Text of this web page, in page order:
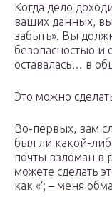
Когда дело
ваших данных, вы
забыть». Вы
безопасностью и
оставалась… в
Это можно
Во-первых, вам
был ли какой-
почты взломан в
можете сделать
как «‘; – меня